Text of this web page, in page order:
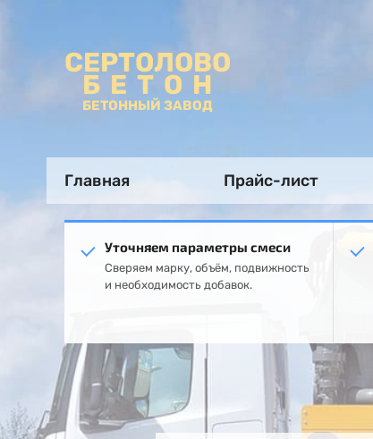
СЕРТОЛОВО
БЕТОН
БЕТОННЫЙ ЗАВОД
Главная Прайс-лист
Уточняем параметры смеси
Сверяем марку, объём, подвижность
и необходимость добавок.